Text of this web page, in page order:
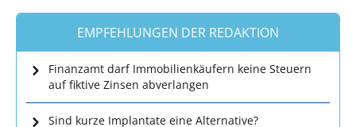
EMPFEHLUNGEN DER REDAKTION
Finanzamt darf Immobilienkäufern keine Steuern
auf fiktive Zinsen abverlangen
Sind kurze Implantate eine Alternative?